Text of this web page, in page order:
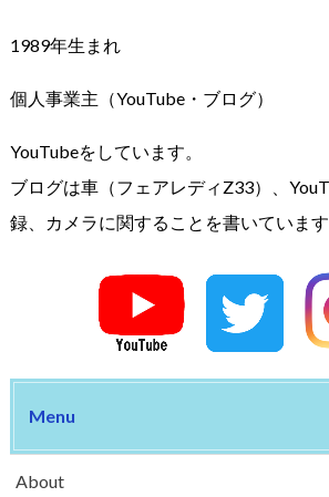
1989年生まれ
個人事業主（YouTube・ブログ）
YouTubeをしています。
ブログは車（フェアレディZ33）、
録、カメラに関することを書いています
Menu
About